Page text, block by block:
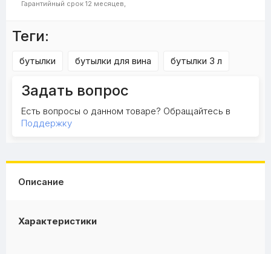
Гарантийный срок 12 месяцев,
Теги:
бутылки бутылки для вина бутылки 3 л
Задать вопрос
Есть вопросы о данном товаре? Обращайтесь в
Поддержку
Описание
Характеристики